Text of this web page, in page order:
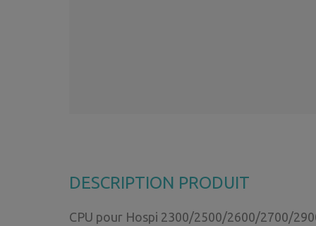
DESCRIPTION PRODUIT
CPU pour Hospi 2300/2500/2600/2700/